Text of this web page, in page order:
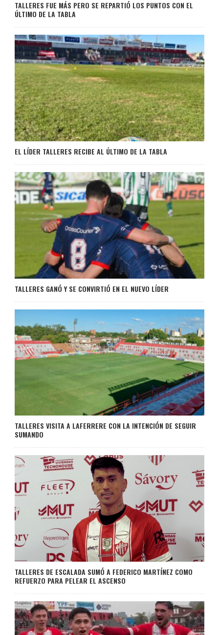
TALLERES FUE MÁS PERO SE REPARTIÓ LOS PUNTOS CON EL
ÚLTIMO DE LA TABLA
EL LÍDER TALLERES RECIBE AL ÚLTIMO DE LA TABLA
TALLERES GANÓ Y SE CONVIRTIÓ EN EL NUEVO LÍDER
TALLERES VISITA A LAFERRERE CON LA INTENCIÓN DE SEGUIR
SUMANDO
TALLERES DE ESCALADA SUMÓ A FEDERICO MARTÍNEZ COMO
REFUERZO PARA PELEAR EL ASCENSO